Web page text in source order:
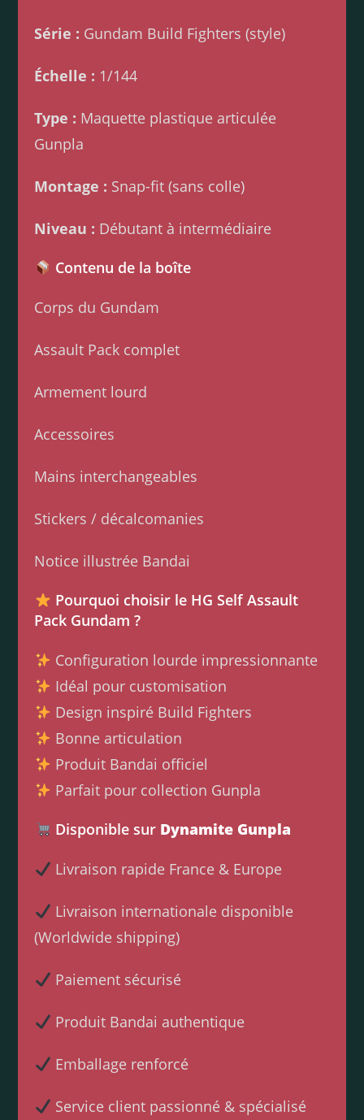
Série : Gundam Build Fighters (style)
Échelle : 1/144
Type : Maquette plastique articulée
Gunpla
Montage : Snap-fit (sans colle)
Niveau : Débutant à intermédiaire
Contenu de la boîte
Corps du Gundam
Assault Pack complet
Armement lourd
Accessoires
Mains interchangeables
Stickers / décalcomanies
Notice illustrée Bandai
Pourquoi choisir le HG Self Assault
Pack Gundam ?
Configuration lourde impressionnante
Idéal pour customisation
Design inspiré Build Fighters
Bonne articulation
Produit Bandai officiel
Parfait pour collection Gunpla
Disponible sur Dynamite Gunpla
Livraison rapide France & Europe
Livraison internationale disponible
(Worldwide shipping)
Paiement sécurisé
Produit Bandai authentique
Emballage renforcé
Service client passionné & spécialisé